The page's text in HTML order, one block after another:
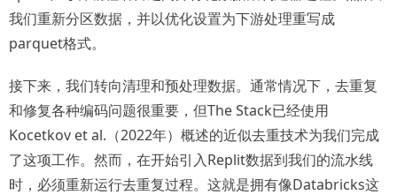
我们重新分区数据，并以优化设置为下游处理重写成
parquet格式。
接下来，我们转向清理和预处理数据。通常情况下，去重复
和修复各种编码问题很重要，但The Stack已经使用
Kocetkov et al.（2022年）概述的近似去重技术为我们完成
了这项工作。然而，在开始引入Replit数据到我们的流水线
时，必须重新运行去重复过程。这就是拥有像Databricks这